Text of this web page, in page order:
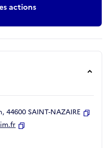
actions
SAINT-NAZAIRE